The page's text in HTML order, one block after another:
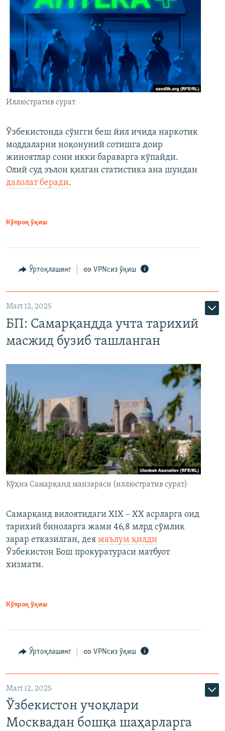
Иллюстратив сурат
Ўзбекистонда сўнгги беш йил ичида наркотик
моддаларни ноқонуний сотишга доир
жиноятлар сони икки бараварга кўпайди.
Олий суд эълон қилган статистика ана шундан
далолат беради.
Кўпроқ ўқиш
Ўртоқлашинг VPNсиз ўқиш
Mart 12, 2025
БП: Самарқандда учта тарихий
масжид бузиб ташланган
Кўҳна Самарқанд манзараси (иллюстратив сурат)
Самарқанд вилоятидаги XIX – XX асрларга оид
тарихий биноларга жами 46,8 млрд сўмлик
зарар етказилган, дея маълум қилди
Ўзбекистон Бош прокуратураси матбуот
хизмати.
Кўпроқ ўқиш
Ўртоқлашинг VPNсиз ўқиш
Mart 12, 2025
Ўзбекистон учоқлари
Москвадан бошқа шаҳарларга